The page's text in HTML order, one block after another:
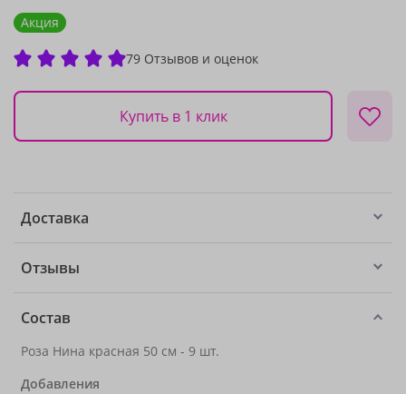
Акция
79 Отзывов и оценок
Купить в 1 клик
Доставка
Отзывы
Состав
Роза Нина красная 50 см - 9 шт.
Добавления